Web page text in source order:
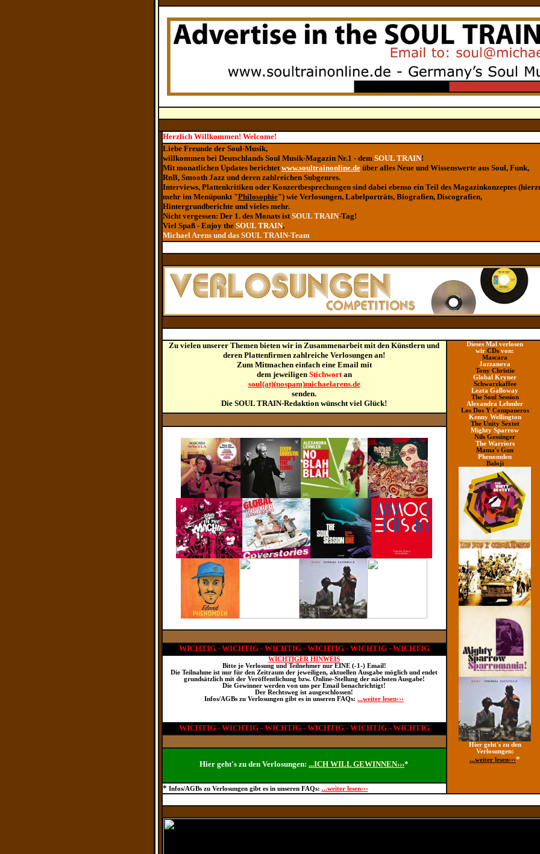
Herzlich Willkommen! Welcome!
Liebe Freunde der Soul-Musik,
willkommen bei Deutschlands Soul Musik-Magazin Nr.1 - dem SOUL TRAIN!
Mit monatlichen Updates berichtetwww.soultrainonline.deüber alles Neue und Wissenswerte aus Soul, Funk,
RnB, Smooth Jazz und deren zahlreichen Subgenres.
Interviews, Plattenkritiken oder Konzertbesprechungen sind dabei ebenso ein Teil des Magazinkonzeptes
mehr im Menüpunkt "Philosophie") wie Verlosungen, Labelporträts, Biografien, Discografien,
Hintergrundberichte und vieles mehr.
Nicht vergessen: Der 1. des Monats istSOUL TRAIN-Tag!
Viel Spaß - Enjoy the SOUL TRAIN,
Michael Arens und das SOUL TRAIN-Team
Zu vielen unserer Themen bieten wir in Zusammenarbeit mit den Künstlern und
deren Plattenfirmen zahlreiche Verlosungen an!
Zum Mitmachen einfach eine Email mit
dem jeweiligen Stichwortan
soul(at)(nospam)michaelarens.de
senden.
Die SOUL TRAIN-Redaktion wünscht viel Glück!
Dieses Mal verlosen
wir CDs von:
Mascara
Jazzanova
Tony Christie
Global Kryner
Schwarzkaffee
Leata Galloway
The Soul Session
Alexandra Lehmler
Los Dos Y Companeros
Kenny Wellington
The Unity Sextet
Mighty Sparrow
Nils Gessinger
The Warriors
Mama's Gun
Phenomden
Baloji
Hier geht's zu den
Verlosungen:
...weiter lesen›››*
WICHTIG - WICHTIG - WICHTIG - WICHTIG - WICHTIG - WICHTIG
WICHTIGER HINWEIS
Bitte je Verlosung und Teilnehmer nur EINE (-1-) Email!
Die Teilnahme ist nur für den Zeitraum der jeweiligen, aktuellen Ausgabe möglich und endet
grundsätzlich mit der Veröffentlichung bzw. Online-Stellung der nächsten Ausgabe!
Die Gewinner werden von uns per Email benachrichtigt!
Der Rechtsweg ist ausgeschlossen!
Infos/AGBs zu Verlosungen gibt es in unseren FAQs: ...weiter lesen›››
WICHTIG - WICHTIG - WICHTIG - WICHTIG - WICHTIG - WICHTIG
Hier geht's zu den Verlosungen: ...ICH WILL GEWINNEN›››*
* Infos/AGBs zu Verlosungen gibt es in unseren FAQs: ...weiter lesen›››